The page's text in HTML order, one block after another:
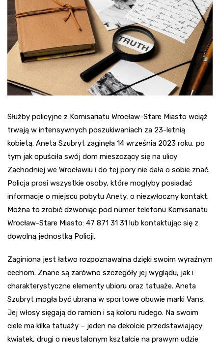
Służby policyjne z Komisariatu Wrocław-Stare Miasto wciąż
trwają w intensywnych poszukiwaniach za 23-letnią
kobietą. Aneta Szubryt zaginęła 14 września 2023 roku, po
tym jak opuściła swój dom mieszczący się na ulicy
Zachodniej we Wrocławiu i do tej pory nie dała o sobie znać.
Policja prosi wszystkie osoby, które mogłyby posiadać
informacje o miejscu pobytu Anety, o niezwłoczny kontakt.
Można to zrobić dzwoniąc pod numer telefonu Komisariatu
Wrocław-Stare Miasto: 47 871 31 31 lub kontaktując się z
dowolną jednostką Policji.
Zaginiona jest łatwo rozpoznawalna dzięki swoim wyraźnym
cechom. Znane są zarówno szczegóły jej wyglądu, jak i
charakterystyczne elementy ubioru oraz tatuaże. Aneta
Szubryt mogła być ubrana w sportowe obuwie marki Vans.
Jej włosy sięgają do ramion i są koloru rudego. Na swoim
ciele ma kilka tatuaży – jeden na dekolcie przedstawiający
kwiatek, drugi o nieustalonym kształcie na prawym udzie